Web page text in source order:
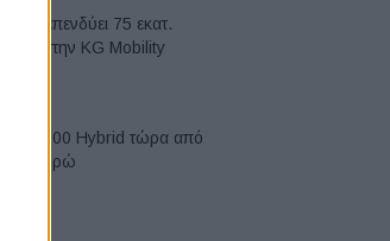
επενδύει 75 εκατ.
στην KG Mobility
FIAT 500 Hybrid τώρα από
ευρώ